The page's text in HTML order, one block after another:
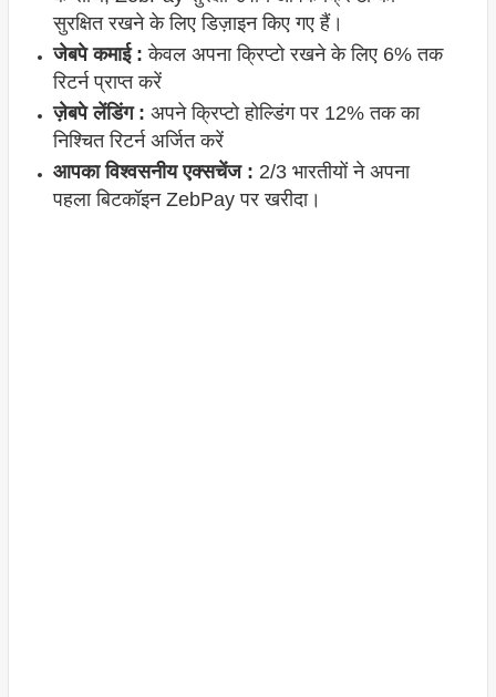
सुरक्षित रखने के लिए डिज़ाइन किए गए हैं।
जेबपे कमाई : केवल अपना क्रिप्टो रखने के लिए 6% तक
रिटर्न प्राप्त करें
ज़ेबपे लेंडिंग : अपने क्रिप्टो होल्डिंग पर 12% तक का
निश्चित रिटर्न अर्जित करें
आपका विश्वसनीय एक्सचेंज : 2/3 भारतीयों ने अपना
पहला बिटकॉइन ZebPay पर खरीदा।